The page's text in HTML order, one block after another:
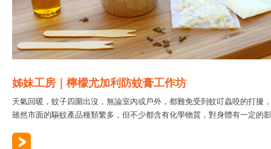
姊妹工房｜檸檬尤加利防蚊膏工作坊
天氣回暖，蚊子四圍出沒，無論室內或戶外，都難免受到蚊叮蟲咬的打擾，
雖然市面的驅蚊產品種類繁多，但不少都含有化學物質，對身體有一定的